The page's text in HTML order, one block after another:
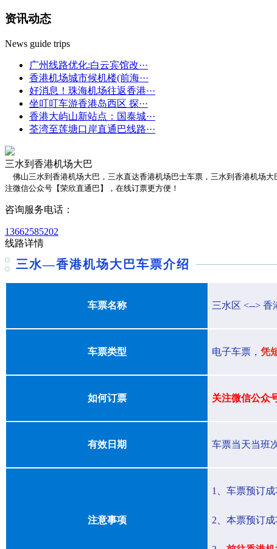
资讯动态
News guide trips
广州线路优化:白云宾馆改···
香港机场城市候机楼(前海···
好消息！珠海机场往返香港···
坐叮叮车游香港岛西区 探···
香港大屿山新站点：国泰城···
荃湾至莲塘口岸直通巴线路···
三水到香港机场大巴
佛山三水到香港机场大巴，三水直达香港机场巴士车票，三水到香港机场
注微信公众号【荣欣直通巴】，在线订票更方便！
咨询服务电话：
13662585202
线路详情
三水—香港机场大巴车票介绍
车票名称 三水区 <--> 香
车票类型 电子车票， 凭
如何订票 关注微信公众
有效日期 车票当天当班
注意事项
1、车票预订
2、本票预订